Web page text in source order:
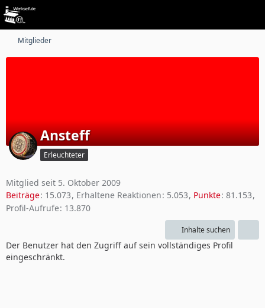
Mitglieder
Ansteff
Erleuchteter
Mitglied seit 5. Oktober 2009
Beiträge 15.073 Erhaltene Reaktionen 5.053 Punkte 81.153
Profil-Aufrufe 13.870
Inhalte suchen
Der Benutzer hat den Zugriff auf sein vollständiges Profil
eingeschränkt.